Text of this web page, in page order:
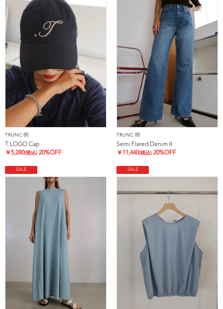
TRUNC 88
T LOGO Cap
￥5,280(税込) 20%OFF
TRUNC 88
Semi Flared DenimⅡ
￥ 11,440(税込) 20%OFF
SALE SALE